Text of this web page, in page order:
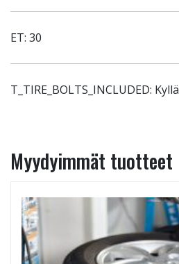
ET: 30
T_TIRE_BOLTS_INCLUDED: Kyllä
Myydyimmät tuotteet